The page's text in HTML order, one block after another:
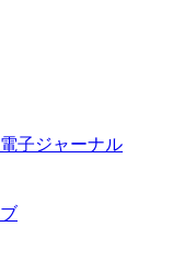
子ジャーナル